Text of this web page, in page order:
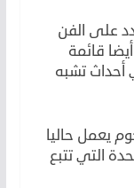
على الفن
قائمة
أحداث تشبه
يعمل حاليا
التي تتبع